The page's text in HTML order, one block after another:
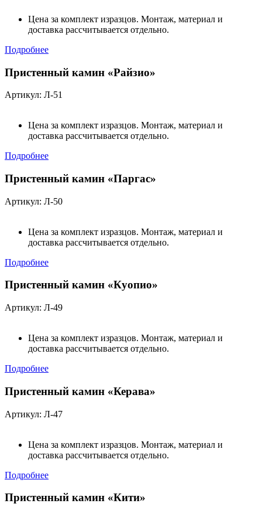
Цена за комплект изразцов. Монтаж, материал и
доставка рассчитывается отдельно.
Подробнее
Пристенный камин «Райзио»
Артикул: Л-51
Цена за комплект изразцов. Монтаж, материал и
доставка рассчитывается отдельно.
Подробнее
Пристенный камин «Паргас»
Артикул: Л-50
Цена за комплект изразцов. Монтаж, материал и
доставка рассчитывается отдельно.
Подробнее
Пристенный камин «Куопио»
Артикул: Л-49
Цена за комплект изразцов. Монтаж, материал и
доставка рассчитывается отдельно.
Подробнее
Пристенный камин «Керава»
Артикул: Л-47
Цена за комплект изразцов. Монтаж, материал и
доставка рассчитывается отдельно.
Подробнее
Пристенный камин «Кити»